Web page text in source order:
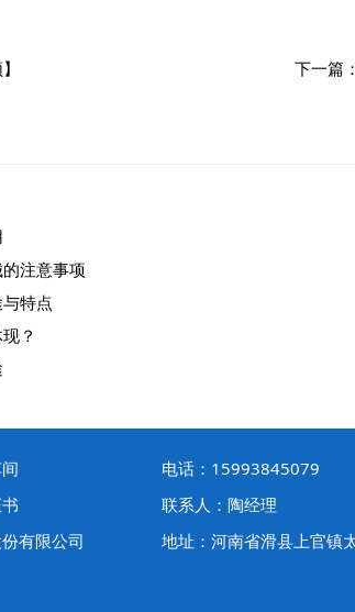
下一篇
注意事项
特点
？
有限公司
电话：15993845079
联系人：陶经理
地址：河南省滑县上官镇